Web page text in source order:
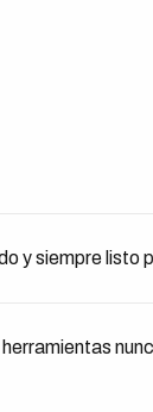
y siempre listo